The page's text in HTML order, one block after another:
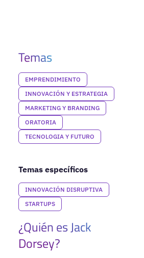
Temas
EMPRENDIMIENTO
INNOVACIÓN Y ESTRATEGIA
MARKETING Y BRANDING
ORATORIA
TECNOLOGIA Y FUTURO
Temas específicos
INNOVACIÓN DISRUPTIVA
STARTUPS
¿Quién es Jack
Dorsey?